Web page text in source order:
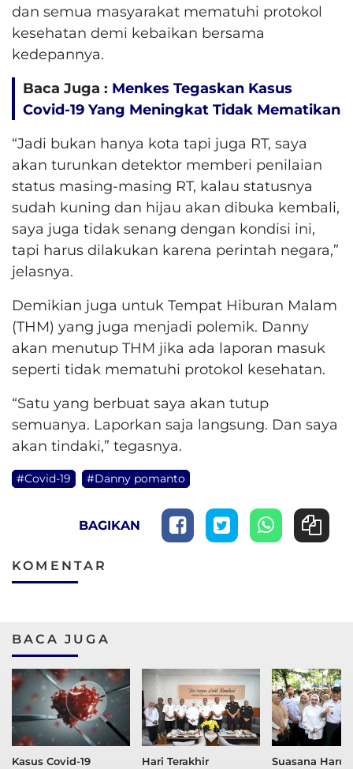
dan semua masyarakat mematuhi protokol
kesehatan demi kebaikan bersama
kedepannya.
Baca Juga : Menkes Tegaskan Kasus
Covid-19 Yang Meningkat Tidak Mematikan
“Jadi bukan hanya kota tapi juga RT, saya
akan turunkan detektor memberi penilaian
status masing-masing RT, kalau statusnya
sudah kuning dan hijau akan dibuka kembali,
saya juga tidak senang dengan kondisi ini,
tapi harus dilakukan karena perintah negara,”
jelasnya.
Demikian juga untuk Tempat Hiburan Malam
(THM) yang juga menjadi polemik. Danny
akan menutup THM jika ada laporan masuk
seperti tidak mematuhi protokol kesehatan.
“Satu yang berbuat saya akan tutup
semuanya. Laporkan saja langsung. Dan saya
akan tindaki,” tegasnya.
#Covid-19 #Danny pomanto
BAGIKAN
KOMENTAR
BACA JUGA
Kasus Covid-19
Hari Terakhir
Suasana Haru